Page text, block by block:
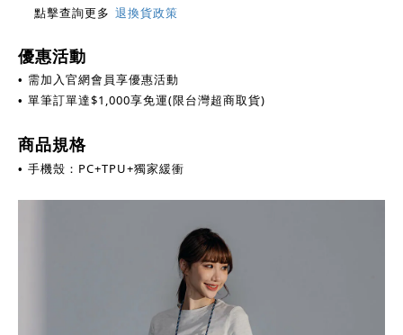
點擊查詢更多 退換貨政策
優惠活動
• 需加入官網會員享優惠活動
• 單筆訂單達$1,000享免運(限台灣超商取貨)
商品規格
• 手機殼：PC+TPU+獨家緩衝